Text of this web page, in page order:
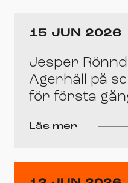
15 JUN 2026
Jesper
Agerhäll på
för första
Läs mer